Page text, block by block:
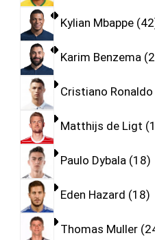
Kylian Mbappe 42
Karim Benzema
Cristiano Ronaldo
Matthijs de Ligt
Paulo Dybala 18
Eden Hazard 18
Thomas Muller